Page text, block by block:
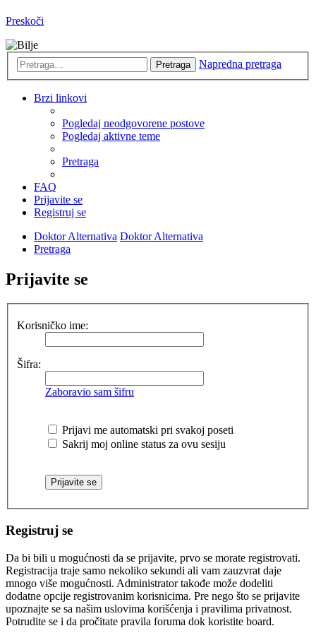
Preskoči
Pretraga Napredna pretraga
Brzi linkovi
Pogledaj neodgovorene postove
Pogledaj aktivne teme
Pretraga
FAQ
Prijavite se
Registruj se
Doktor Alternativa Doktor Alternativa
Pretraga
Prijavite se
Korisničko ime:
Šifra:
Zaboravio sam šifru
Prijavi me automatski pri svakoj poseti
Sakrij moj online status za ovu sesiju
Registruj se
Da bi bili u mogućnosti da se prijavite, prvo se morate registrovati.
Registracija traje samo nekoliko sekundi ali vam zauzvrat daje
mnogo više mogućnosti. Administrator takođe može dodeliti
dodatne opcije registrovanim korisnicima. Pre nego što se prijavite
upoznajte se sa našim uslovima korišćenja i pravilima privatnost.
Potrudite se i da pročitate pravila foruma dok koristite board.